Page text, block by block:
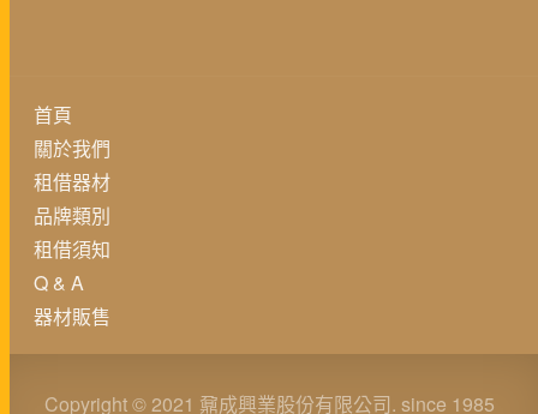
首頁
關於我們
租借器材
品牌類別
租借須知
Q & A
器材販售
Copyright © 2021 鼐成興業股份有限公司. since 1985